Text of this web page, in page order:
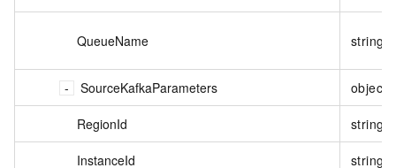
QueueName string
SourceKafkaParameters object
RegionId string
InstanceId string